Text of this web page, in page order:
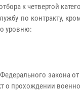
к четвертой
по контракту,
уровню:
закона
о прохождении